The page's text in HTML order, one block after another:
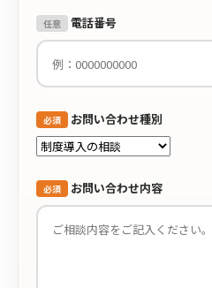
任意 電話番号
必須 お問い合わせ種別
必須 お問い合わせ内容